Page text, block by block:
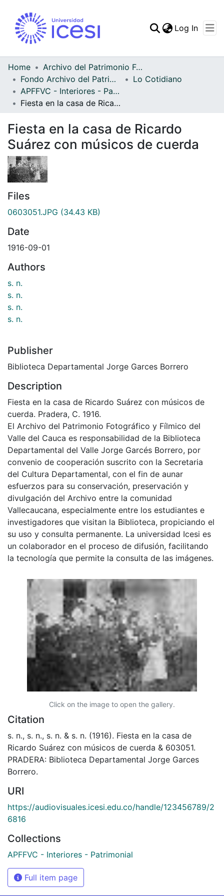
Statistics
Log In
Home
Archivo del Patrimonio Fotográfico y Fílmico del Valle del Cauca
Fondo Archivo del Patrimonio Fotográfico y Fílmico del Valle del Cauca
Lo Cotidiano
APFFVC - Interiores - Patrimonial
Fiesta en la casa de Ricardo Suárez con músicos de cuerda
Fiesta en la casa de Ricardo
Suárez con músicos de cuerda
Files
0603051.JPG (34.43 KB)
Date
1916-09-01
Authors
s. n.
s. n.
s. n.
s. n.
Publisher
Biblioteca Departamental Jorge Garces Borrero
Description
Fiesta en la casa de Ricardo Suárez con músicos de
cuerda. Pradera, C. 1916.
El Archivo del Patrimonio Fotográfico y Fílmico del
Valle del Cauca es responsabilidad de la Biblioteca
Departamental del Valle Jorge Garcés Borrero, por
convenio de cooperación suscrito con la Secretaria
del Cultura Departamental, con el fin de aunar
esfuerzos para su conservación, preservación y
divulgación del Archivo entre la comunidad
Vallecaucana, especialmente entre los estudiantes e
investigadores que visitan la Biblioteca, propiciando el
su uso y consulta permanente. La universidad Icesi es
un colaborador en el proceso de difusión, facilitando
la tecnología que permite la consulta de las imágenes.
Click on the image to open the gallery.
Citation
s. n., s. n., s. n. & s. n. (1916). Fiesta en la casa de
Ricardo Suárez con músicos de cuerda & 603051.
PRADERA: Biblioteca Departamental Jorge Garces
Borrero.
URI
https://audiovisuales.icesi.edu.co/handle/123456789/2
6816
Collections
APFFVC - Interiores - Patrimonial
Full item page